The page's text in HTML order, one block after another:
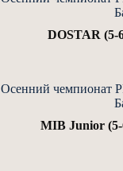
DOSTAR (5-
Осенний чемпионат
MIB Junior